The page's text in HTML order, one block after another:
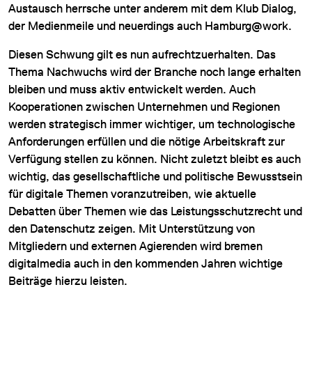
Austausch herrsche unter anderem mit dem Klub Dialog,
der Medienmeile und neuerdings auch Hamburg@work.
Diesen Schwung gilt es nun aufrechtzuerhalten. Das
Thema Nachwuchs wird der Branche noch lange erhalten
bleiben und muss aktiv entwickelt werden. Auch
Kooperationen zwischen Unternehmen und Regionen
werden strategisch immer wichtiger, um technologische
Anforderungen erfüllen und die nötige Arbeitskraft zur
Verfügung stellen zu können. Nicht zuletzt bleibt es auch
wichtig, das gesellschaftliche und politische Bewusstsein
für digitale Themen voranzutreiben, wie aktuelle
Debatten über Themen wie das Leistungsschutzrecht und
den Datenschutz zeigen. Mit Unterstützung von
Mitgliedern und externen Agierenden wird bremen
digitalmedia auch in den kommenden Jahren wichtige
Beiträge hierzu leisten.